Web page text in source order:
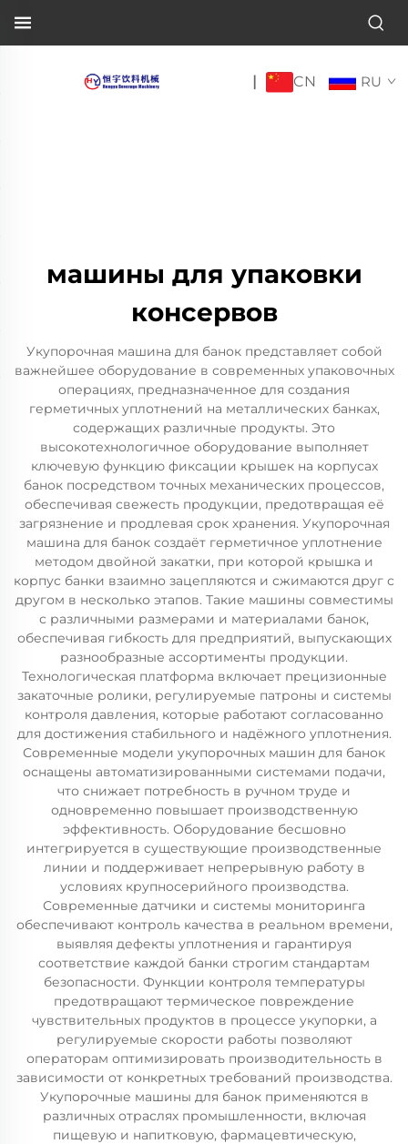
| CN RU
машины для упаковки
консервов
Укупорочная машина для банок представляет собой
важнейшее оборудование в современных упаковочных
операциях, предназначенное для создания
герметичных уплотнений на металлических банках,
содержащих различные продукты. Это
высокотехнологичное оборудование выполняет
ключевую функцию фиксации крышек на корпусах
банок посредством точных механических процессов,
обеспечивая свежесть продукции, предотвращая её
загрязнение и продлевая срок хранения. Укупорочная
машина для банок создаёт герметичное уплотнение
методом двойной закатки, при которой крышка и
корпус банки взаимно зацепляются и сжимаются друг с
другом в несколько этапов. Такие машины совместимы
с различными размерами и материалами банок,
обеспечивая гибкость для предприятий, выпускающих
разнообразные ассортименты продукции.
Технологическая платформа включает прецизионные
закаточные ролики, регулируемые патроны и системы
контроля давления, которые работают согласованно
для достижения стабильного и надёжного уплотнения.
Современные модели укупорочных машин для банок
оснащены автоматизированными системами подачи,
что снижает потребность в ручном труде и
одновременно повышает производственную
эффективность. Оборудование бесшовно
интегрируется в существующие производственные
линии и поддерживает непрерывную работу в
условиях крупносерийного производства.
Современные датчики и системы мониторинга
обеспечивают контроль качества в реальном времени,
выявляя дефекты уплотнения и гарантируя
соответствие каждой банки строгим стандартам
безопасности. Функции контроля температуры
предотвращают термическое повреждение
чувствительных продуктов в процессе укупорки, а
регулируемые скорости работы позволяют
операторам оптимизировать производительность в
зависимости от конкретных требований производства.
Укупорочные машины для банок применяются в
различных отраслях промышленности, включая
пищевую и напитковую, фармацевтическую,